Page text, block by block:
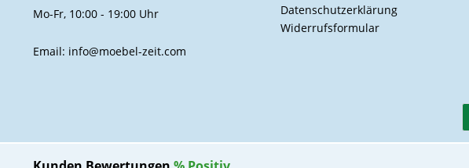
Mo-Fr, 10:00 - 19:00 Uhr
Email: info@moebel-zeit.com
Datenschutzerklärung
Widerrufsformular